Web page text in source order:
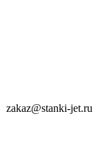
zakaz@stanki-jet.ru